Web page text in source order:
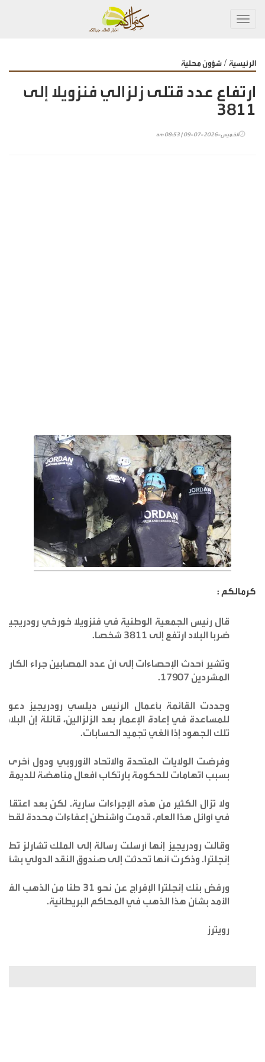
الرئيسية / شؤون محلية
ارتفاع عدد قتلى زلزالي فنزويلا إلى
3811
الخميس-2026-07-09 | 08:53 am
كرمالكم :
قال رئيس الجمعية الوطنية في فنزويلا خورخي رودريجيز
ضربا البلاد ارتفع إلى 3811 شخصا.
المشردين 17907.
وجددت القائمة بأعمال الرئيس ديلسي رودريجيز
للمساعدة في إعادة الإعمار بعد الزلزالين، قائلة إن
تلك الجهود إذا ألغي تجميد الحسابات.
وفرضت الولايات المتحدة والاتحاد الأوروبي ودول
بسبب اتهامات للحكومة بارتكاب أفعال مناهضة
ولا تزال الكثير من هذه الإجراءات سارية. لكن بعد
في أوائل هذا العام، قدمت واشنطن إعفاءات محددة لقطاع
وقالت رودريجيز إنها أرسلت رسالة إلى الملك تشارلز
إنجلترا. وذكرت أنها تحدثت إلى صندوق النقد الدولي بشأن
ورفض بنك إنجلترا الإفراج
الأمد بشأن هذا الذهب في المحاكم البريطانية.
رويترز